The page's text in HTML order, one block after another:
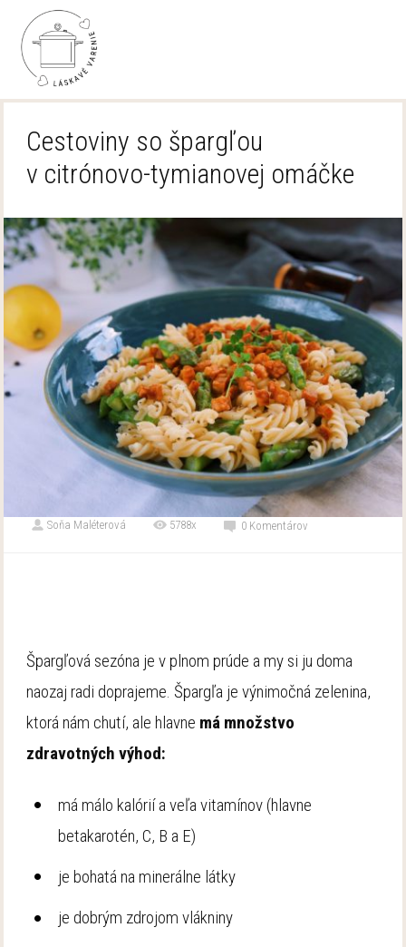
Cestoviny so špargľou
v citrónovo-tymianovej omáčke
Soňa Maléterová 5788x 0 Komentárov
Špargľová sezóna je v plnom prúde a my si ju doma
naozaj radi doprajeme. Špargľa je výnimočná zelenina,
ktorá nám chutí, ale hlavne má množstvo
zdravotných výhod:
má málo kalórií a veľa vitamínov (hlavne
betakarotén, C, B a E)
je bohatá na minerálne látky
je dobrým zdrojom vlákniny